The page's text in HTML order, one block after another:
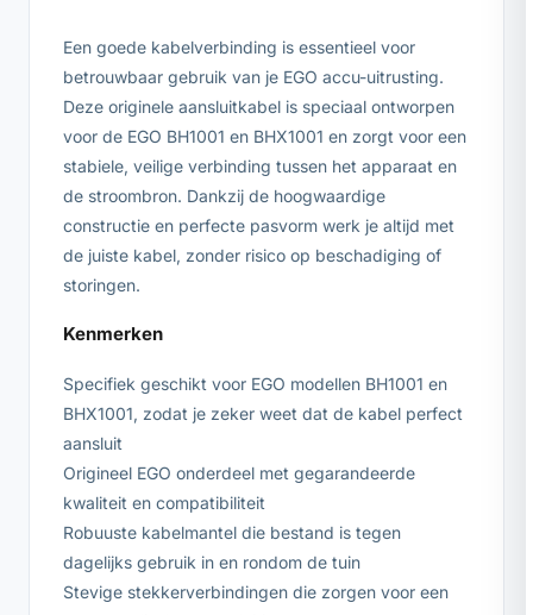
Een goede kabelverbinding is essentieel voor
betrouwbaar gebruik van je EGO accu-uitrusting.
Deze originele aansluitkabel is speciaal ontworpen
voor de EGO BH1001 en BHX1001 en zorgt voor een
stabiele, veilige verbinding tussen het apparaat en
de stroombron. Dankzij de hoogwaardige
constructie en perfecte pasvorm werk je altijd met
de juiste kabel, zonder risico op beschadiging of
storingen.
Kenmerken
Specifiek geschikt voor EGO modellen BH1001 en
BHX1001, zodat je zeker weet dat de kabel perfect
aansluit
Origineel EGO onderdeel met gegarandeerde
kwaliteit en compatibiliteit
Robuuste kabelmantel die bestand is tegen
dagelijks gebruik in en rondom de tuin
Stevige stekkerverbindingen die zorgen voor een